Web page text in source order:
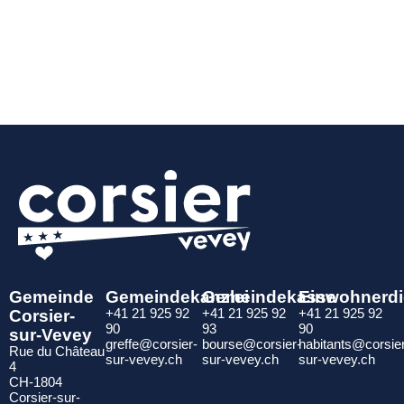
Gemeinde
Corsier-
sur-Vevey
Rue du Château
4
CH-1804
Corsier-sur-
Gemeindekanzlei
+41 21 925 92
90
greffe@corsier-
sur-vevey.ch
Gemeindekasse
+41 21 925 92
93
bourse@corsier-
sur-vevey.ch
+41 21 925 92
90
sur-vevey.ch